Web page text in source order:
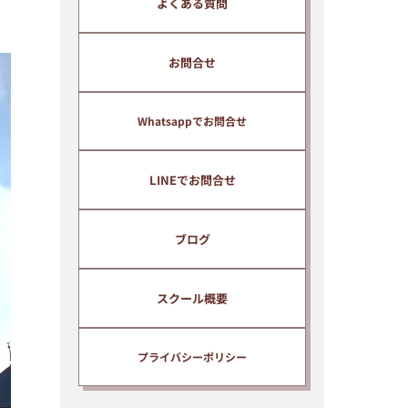
されます。
メールマガジンでは、インドネシ
配信解除はいつでもご自身で簡単
に行うことができます。
お問合せ
Whatsappでお問合せ
LINEでお問合せ
ブログ
スクール概要
プライバシーポリシー